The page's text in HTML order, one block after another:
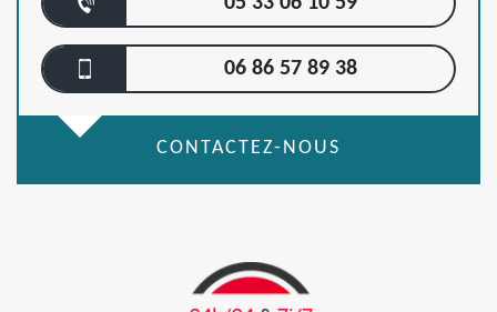
06 86 57 89 38
CONTACTEZ-NOUS